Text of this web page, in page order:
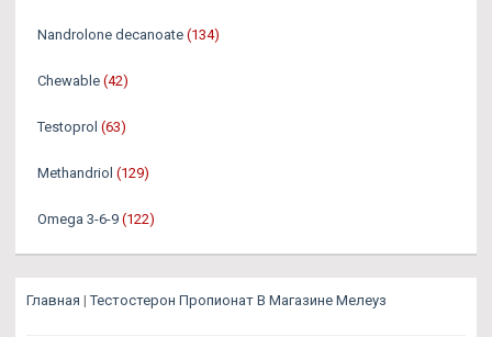
Nandrolone decanoate (134)
Chewable (42)
Testoprol (63)
Methandriol (129)
Omega 3-6-9 (122)
Главная |Тестостерон Пропионат В Магазине Мелеуз